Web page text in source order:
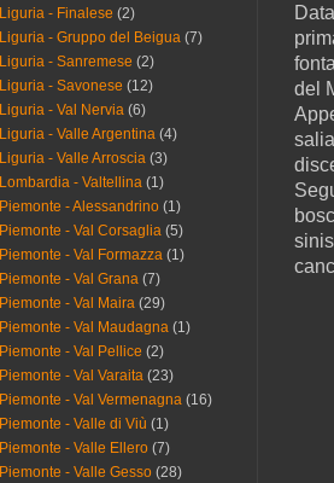
del
Liguria - Finalese (2)
Liguria - Gruppo del Beigua (7)
Liguria - Sanremese (2)
Liguria - Savonese (12)
Liguria - Val Nervia (6)
Liguria - Valle Argentina (4)
Liguria - Valle Arroscia (3)
Lombardia - Valtellina (1)
Piemonte - Alessandrino (1)
Piemonte - Val Corsaglia (5)
Piemonte - Val Formazza (1)
Piemonte - Val Grana (7)
Piemonte - Val Maira (29)
Piemonte - Val Maudagna (1)
Piemonte - Val Pellice (2)
Piemonte - Val Varaita (23)
Piemonte - Val Vermenagna (16)
Piemonte - Valle di Viù (1)
Piemonte - Valle Ellero (7)
Piemonte - Valle Gesso (28)